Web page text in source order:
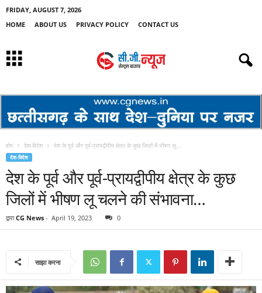
FRIDAY, AUGUST 7, 2026
HOME
ABOUT US PRIVACY POLICY CONTACT US
होम देश-विदेश देश के पूर्व और पूर्व-प्रायद्वीपीय क्षेत्र के कुछ जिलों में भीषण लू...
देश-विदेश
देश के पूर्व और पूर्व-प्रायद्वीपीय क्षेत्र के कुछ
जिलों में भीषण लू चलने की संभावना…
द्वारा CG News - April 19, 2023 0
साझा करना